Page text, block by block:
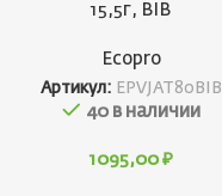
15,5г, BIB
Ecopro
Артикул: EPVJAT80BIB
40 в наличии
1095,00 ₽